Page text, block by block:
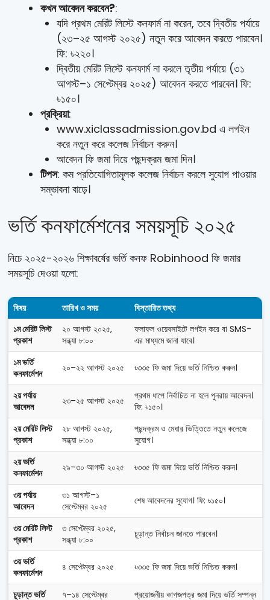
কখন আবেদন করবেন?:
যদি প্রথম মেরিট লিস্টে কনফার্ম না করেন, তবে দ্বিতীয় পর্যায়ে
(২৩–২৫ আগস্ট ২০২৫) নতুন করে আবেদন করতে পারবেন।
ফি: ৳২২০।
দ্বিতীয় মেরিট লিস্টে কনফার্ম না করলে তৃতীয় পর্যায়ে (৩১
আগস্ট–১ সেপ্টেম্বর ২০২৫) আবেদন করতে পারবেন। ফি:
৳১৫০।
প্রক্রিয়া:
www.xiclassadmission.gov.bd এ লগইন
করে নতুন করে কলেজ নির্বাচন করুন।
আবেদন ফি জমা দিয়ে পছন্দক্রম জমা দিন।
টিপস: কম প্রতিযোগিতামূলক কলেজ নির্বাচন করলে সুযোগ পাওয়ার
সম্ভাবনা বাড়ে।
ভর্তি কনফার্মেশনের সময়সূচি ২০২৫
নিচে ২০২৫-২০২৬ শিক্ষাবর্ষের ভর্তি কনফ Robinhood ফি জমার
সময়সূচি দেওয়া হলো:
বিষয় তারিখ ও সময়
বিস্তারিত তথ্য
১ম মেরিট লিস্ট
প্রকাশ
২০ আগস্ট ২০২৫,
সন্ধ্যা ৮:০০
ফলাফল ওয়েবসাইটে লগইন করে বা SMS-
এর মাধ্যমে জানা যাবে।
১ম ভর্তি
কনফার্মেশন
২০–২২ আগস্ট ২০২৫ ৳৩৩৫ ফি জমা দিয়ে ভর্তি নিশ্চিত করুন।
২য় পর্যায়
আবেদন
২৩–২৫ আগস্ট ২০২৫
প্রথম ধাপে নির্বাচিত না হলে পুনরায় আবেদন।
ফি: ৳১৫০।
২য় মেরিট লিস্ট
প্রকাশ
২৮ আগস্ট ২০২৫,
সন্ধ্যা ৮:০০
পছন্দক্রম ও মেধার ভিত্তিতে নতুন কলেজে
সুযোগ।
২য় ভর্তি
কনফার্মেশন
২৯–৩০ আগস্ট ২০২৫ ৳৩৩৫ ফি জমা দিয়ে ভর্তি নিশ্চিত করুন।
৩য় পর্যায়
আবেদন
৩১ আগস্ট–১
সেপ্টেম্বর ২০২৫
শেষ আবেদনের সুযোগ। ফি: ৳১৫০।
৩য় মেরিট লিস্ট
প্রকাশ
৩ সেপ্টেম্বর ২০২৫,
সন্ধ্যা ৮:০০
চূড়ান্ত নির্বাচন জানতে পারবেন।
৩য় ভর্তি
কনফার্মেশন
৪ সেপ্টেম্বর ২০২৫ ৳৩৩৫ ফি জমা দিয়ে ভর্তি নিশ্চিত করুন।
চূড়ান্ত ভর্তি ৭–১৪ সেপ্টেম্বর প্রয়োজনীয় কাগজপত্র জমা দিয়ে ভর্তি সম্পন্ন